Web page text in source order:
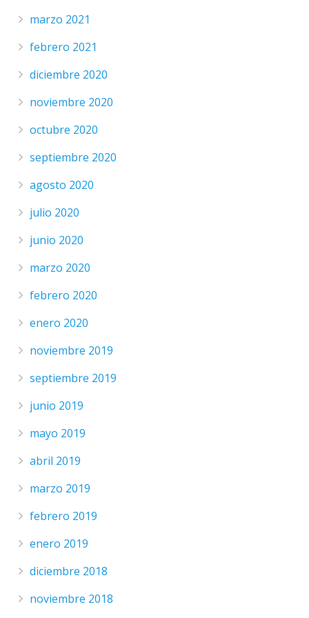
marzo 2021
febrero 2021
diciembre 2020
noviembre 2020
octubre 2020
septiembre 2020
agosto 2020
julio 2020
junio 2020
marzo 2020
febrero 2020
enero 2020
noviembre 2019
septiembre 2019
junio 2019
mayo 2019
abril 2019
marzo 2019
febrero 2019
enero 2019
diciembre 2018
noviembre 2018